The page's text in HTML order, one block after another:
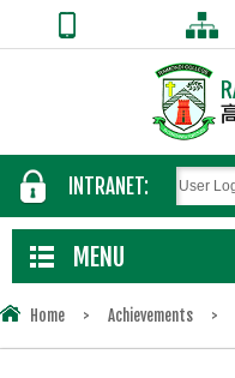
INTRANET:
MENU
Home > Achievements >